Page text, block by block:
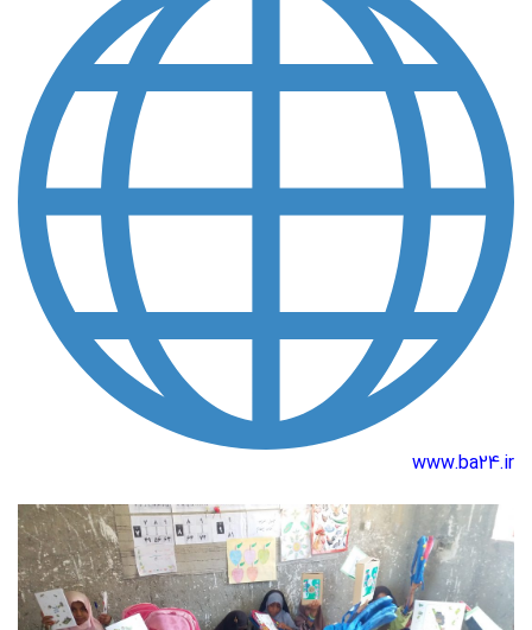
www.ba24.ir